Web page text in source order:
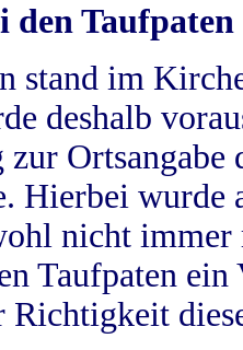
den Taufpaten
stand im
deshalb
Hierbei wurde
nicht
Taufpaten
Richtigkeit